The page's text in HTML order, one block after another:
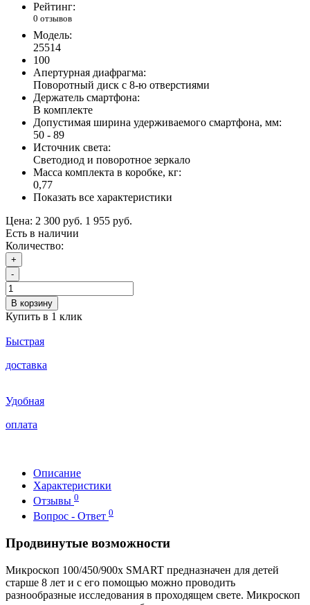
Рейтинг:
0 отзывов
Модель:
25514
100
Апертурная диафрагма:
Поворотный диск с 8-ю отверстиями
Держатель смартфона:
В комплекте
Допустимая ширина удерживаемого смартфона, мм:
50 - 89
Источник света:
Светодиод и поворотное зеркало
Масса комплекта в коробке, кг:
0,77
Показать все характеристики
Цена: 2 300 руб. 1 955 руб.
Есть в наличии
Количество:
+
-
В корзину
Купить в 1 клик
Быстрая
доставка
Удобная
оплата
Описание
Характеристики
Отзывы 0
Вопрос - Ответ 0
Продвинутые возможности
Микроскоп 100/450/900x SMART предназначен для детей
старше 8 лет и с его помощью можно проводить
разнообразные исследования в проходящем свете. Микроскоп